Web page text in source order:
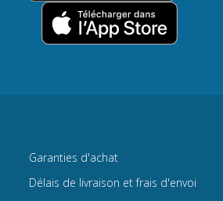
Garanties d'achat
Délais de livraison et frais d'envoi